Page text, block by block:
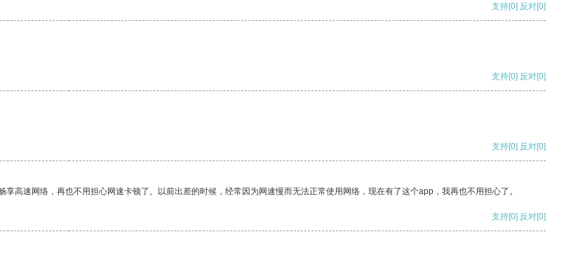
支持[0] 反对[0]
支持[0] 反对[0]
支持[0] 反对[0]
高速网络，再也不用担心网速卡顿了。以前出差的时候，经常因为网速慢而无法正常使用网络，现在有了这个app，我再也不用担心了。
支持[0] 反对[0]